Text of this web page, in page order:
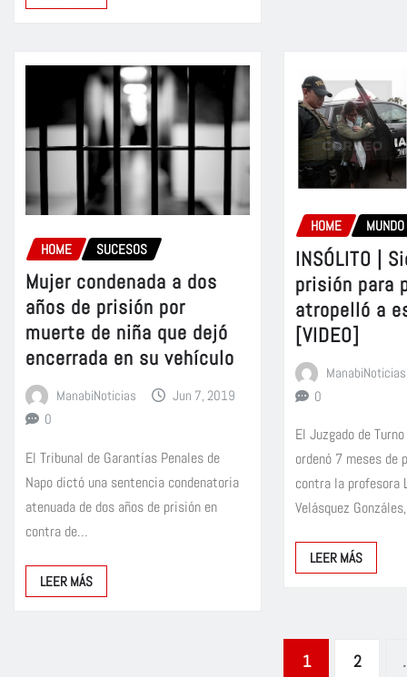
HOME SUCESOS
Mujer condenada a dos
años de prisión por
muerte de niña que dejó
encerrada en su vehículo
ManabiNoticias
Jun 7, 2019
0
El Tribunal de Garantías Penales de
Napo dictó una sentencia condenatoria
atenuada de dos años de prisión en
contra de…
LEER MÁS
HOME MUNDO
INSÓLITO |
prisión para
atropelló a
[VIDEO]
ManabiNoticias
0
El Juzgado de
ordenó 7 meses de
contra la profesora
Velásquez
LEER MÁS
1 2